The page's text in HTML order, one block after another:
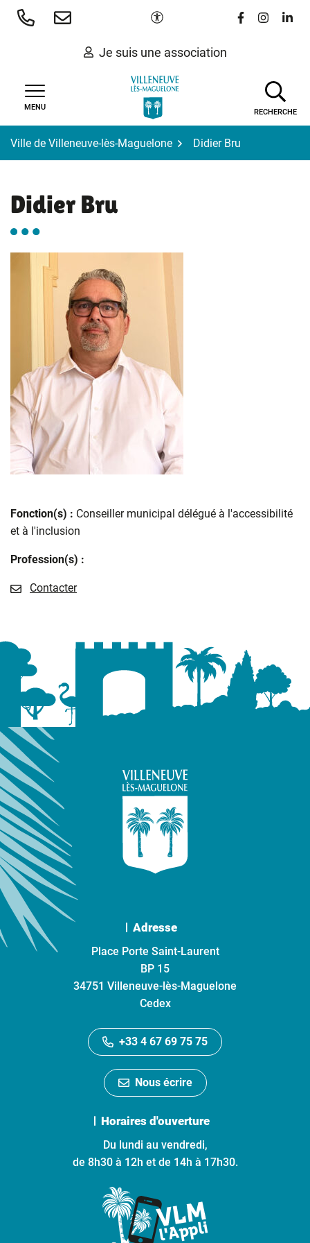
Aller
Paramètres d'accessibilité
Lien vers le
Lien vers
Lien
Je suis une association
MENU
RECHERCHE
Ville de Villeneuve-lès-Maguelone Didier Bru
Didier Bru
Fonction(s) : Conseiller municipal délégué à l'accessibilité
et à l'inclusion
Profession(s) :
E-mail
Contacter
Adresse
Place Porte Saint-Laurent
BP 15
34751 Villeneuve-lès-Maguelone
Cedex
+33 4 67 69 75 75
Nous écrire
Horaires d'ouverture
Du lundi au vendredi,
de 8h30 à 12h et de 14h à 17h30.